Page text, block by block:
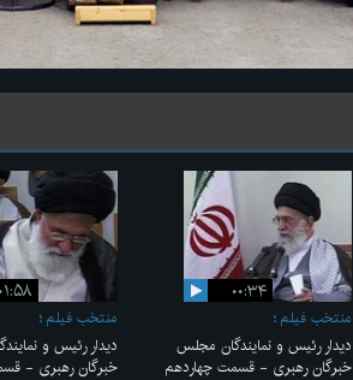
۰۰:۳۴
منتخب فیلم
دیدار رئیس و نمایندگان مجلس
خبرگان رهبری - قسمت چهاردهم
منتخب فیلم
دیدار رئیس و
خبرگان رهبری -